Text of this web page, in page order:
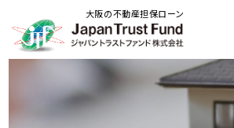
大阪の不動産担保ローン